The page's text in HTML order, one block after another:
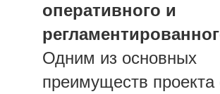
оперативного и
Одним из основных
преимуществ проекта